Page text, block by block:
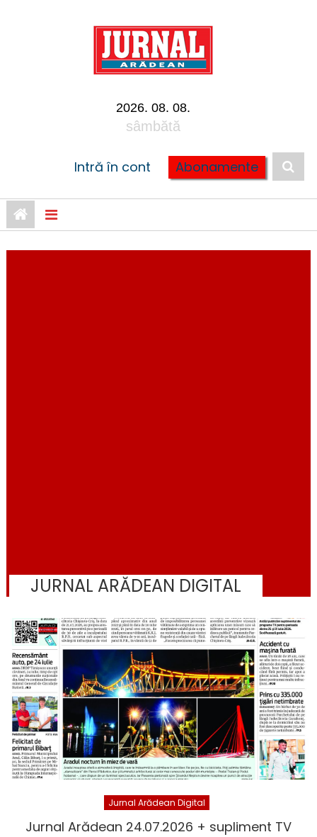
2026. 08. 08.
sâmbătă
Intră în cont Abonamente
JURNAL ARĂDEAN DIGITAL
Jurnal Arădean Digital
Jurnal Arădean 24.07.2026 + supliment TV